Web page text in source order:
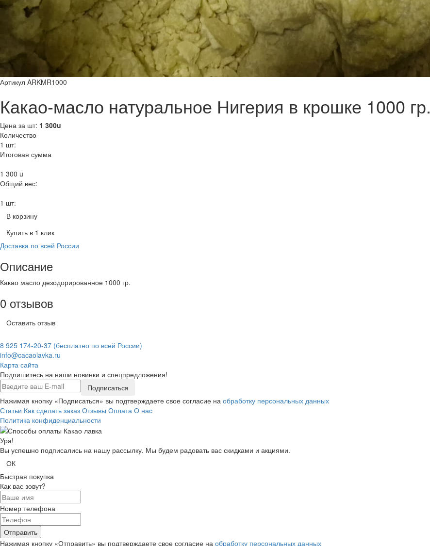
Артикул ARKMR1000
Какао-масло натуральное Нигерия в крошке 1000 гр.
Цена за шт: 1 300u
Количество
1 шт:
Итоговая сумма
1 300 u
Общий вес:
1 шт:
В корзину
Купить в 1 клик
Доставка по всей России
Описание
Какао масло дезодорированное 1000 гр.
0 отзывов
Оставить отзыв
8 925 174-20-37 (бесплатно по всей России)
info@cacaolavka.ru
Карта сайта
Подпишитесь на наши новинки и спецпредложения!
Подписаться
Нажимая кнопку «Подписаться» вы подтверждаете свое согласие на обработку персональных данных
Статьи Как сделать заказ Отзывы Оплата О нас
Политика конфиденциальности
Ура!
Вы успешно подписались на нашу рассылку. Мы будем радовать вас скидками и акциями.
ОК
Быстрая покупка
Как вас зовут?
Номер телефона
Отправить
Нажимая кнопку «Отправить» вы подтверждаете свое согласие на обработку персональных данных